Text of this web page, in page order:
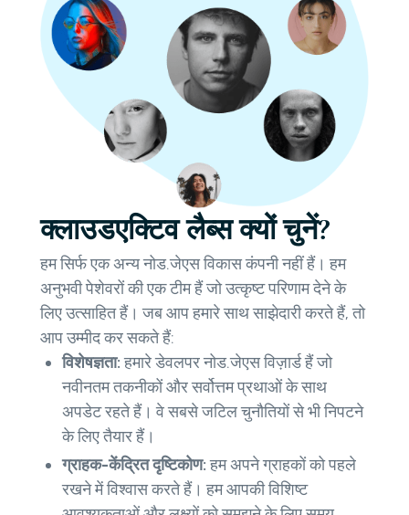
क्लाउडएक्टिव लैब्स क्यों चुनें?
हम सिर्फ एक अन्य नोड.जेएस विकास कंपनी नहीं हैं। हम
अनुभवी पेशेवरों की एक टीम हैं जो उत्कृष्ट परिणाम देने के
लिए उत्साहित हैं। जब आप हमारे साथ साझेदारी करते हैं, तो
आप उम्मीद कर सकते हैं:
विशेषज्ञता:हमारे डेवलपर नोड.जेएस विज़ार्ड हैं जो
नवीनतम तकनीकों और सर्वोत्तम प्रथाओं के साथ
अपडेट रहते हैं। वे सबसे जटिल चुनौतियों से भी निपटने
के लिए तैयार हैं।
ग्राहक-केंद्रित दृष्टिकोण:हम अपने ग्राहकों को पहले
रखने में विश्वास करते हैं। हम आपकी विशिष्ट